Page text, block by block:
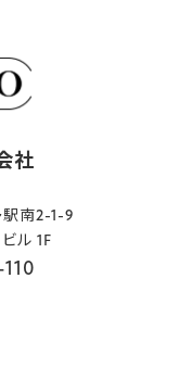
社
南2-1-9
ル 1F